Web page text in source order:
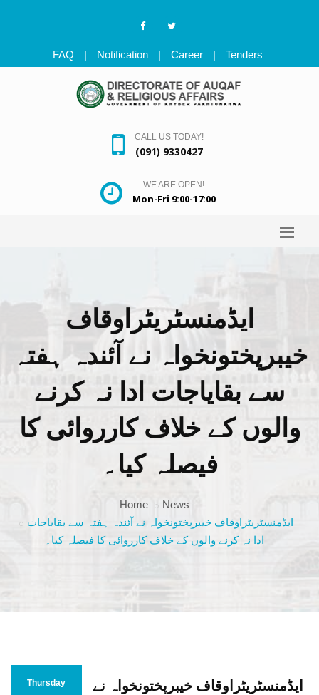
FAQ | Notification | Career | Tenders
CALL US TODAY!
(091) 9330427
WE ARE OPEN!
Mon-Fri 9:00-17:00
ایڈمنسٹریٹراوقاف
خیبرپختونخواہ نے آئندہ ہفتہ
سے بقایاجات ادا نہ کرنے
والوں کے خلاف کارروائی کا
فیصلہ کیا۔
Home
News
ایڈمنسٹریٹراوقاف خیبرپختونخواہ نے آئندہ ہفتہ سے بقایاجات
ادا نہ کرنے والوں کے خلاف کارروائی کا فیصلہ کیا۔
Thursday
ایڈمنسٹریٹراوقاف خیبرپختونخواہ نے